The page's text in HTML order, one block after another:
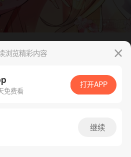
App免费看
腾漫App免费看
浏览精彩内容
免费看
打开APP
继续